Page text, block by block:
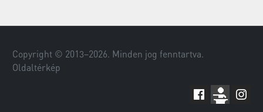
Copyright © 2013–2026. Minden jog fenntartva.
Oldaltérkép